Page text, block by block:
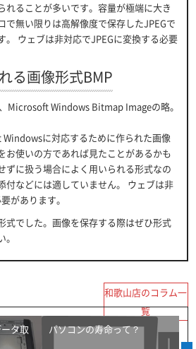
れることが多いです。容量が極端に大き
で無い限りは高解像度で保存したJPEGで
。 ウェブは非対応でJPEGに変換する必要
る画像形式BMP
Microsoft Windows Bitmap Imageの略。
に対応するために作られた画像
お使いの方であれば見たことがあるかも
ずに扱う場合によく用いられる形式なの
付などには適していません。 ウェブは非
があります。
式でした。画像を保存する際はぜひ形式
和歌山店のコラム一
覧
タ取
パソコンの寿命って？